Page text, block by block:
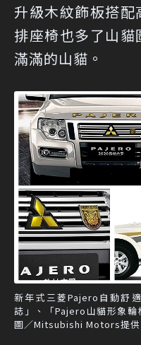
升級木紋飾板搭
排座椅也多了山
滿滿的山貓。
新年式三菱Pajero自動舒
誌」、「Pajero山貓形象輪
圖／Mitsubishi Motors提供